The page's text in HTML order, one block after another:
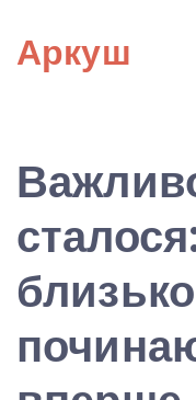
content
Аркуш